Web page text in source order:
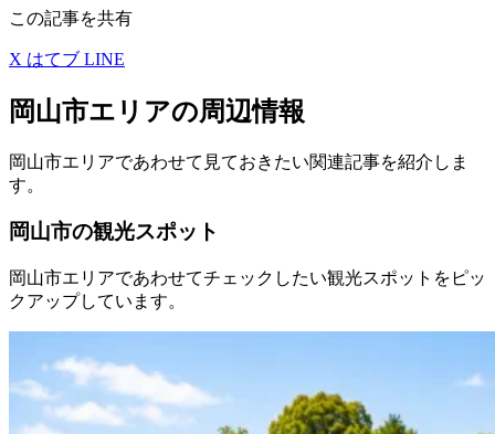
この記事を共有
X はてブ LINE
岡山市エリアの周辺情報
岡山市エリアであわせて見ておきたい関連記事を紹介しま
す。
岡山市の観光スポット
岡山市エリアであわせてチェックしたい観光スポットをピッ
クアップしています。